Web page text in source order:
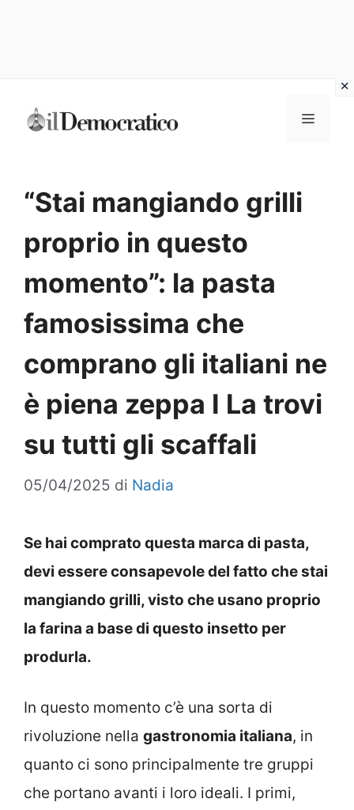
Menu
“Stai mangiando grilli
proprio in questo
momento”: la pasta
famosissima che
comprano gli italiani ne
è piena zeppa I La trovi
su tutti gli scaffali
05/04/2025 di Nadia
Se hai comprato questa marca di pasta,
devi essere consapevole del fatto che stai
mangiando grilli, visto che usano proprio
la farina a base di questo insetto per
produrla.
In questo momento c’è una sorta di
rivoluzione nella gastronomia italiana, in
quanto ci sono principalmente tre gruppi
che portano avanti i loro ideali. I primi,